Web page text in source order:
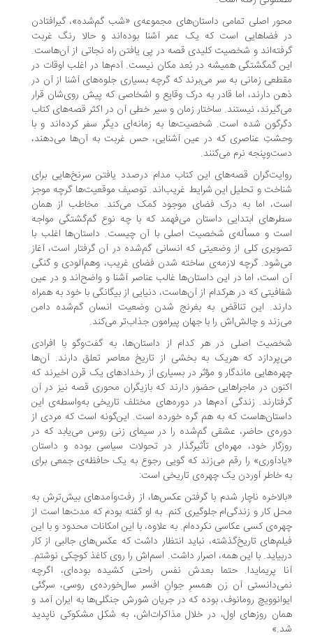
اصلی تمامی داستان‌های مجموعه‌ی «شب گم‌شده»، گیرافتادن
فضاهایی است که یک عمر آشنا بوده‌اند و حالا رنگ غربت
و شخصیت کلیدی قصه در پی یافتن راه نجاتی از آن‌هاست.
گمگشتگی همیشه در بُعد مکان نیست. آدم‌ها در اغلب اوقات در
زمانی به سر می‌برند که گرچه بسیاری جلوه‌های آشنا از آن در
دارند، اما قادر به درک وقایع و اشخاصی که پیش روی‌شان قرار
نیستند. ساختار زمان و سیر خطی آن در اکثر قصه‌های کتاب
شده است. شخصیت‌ها به زمانه‌ای دیگر سفر کرده‌اند و با
عناصری که در عین آشنایی، حس غربت به آن‌ها می‌دهند،
نرم می‌کنند.
قصه‌های این کتاب مدام درصدد یافتن سرنخ‌هایی برای
و تحلیل این شرایط غریب‌اند. توصیف موقعیت‌ها گرچه موجز
اما به درک فضای موجود کمک می‌کند. مخاطب از همان
ابتدایی داستان می‌فهمد که با چه نوع گم‌گشتگی مواجه
و مسأله‌ی شخصیت اصلی با آن چیست. داستان‌ها اغلب با
کلی از وضعیتی که انسانی گم‌شده در آن گرفتار است، آغاز
گرچه لازمه‌ی ساخته شدن فضای غریب، وهم‌آلودی و گنگی
است، اما در این داستان‌‌ها غالب عناصر آشنا و واضح‌اند و در عین
که در هرکدام از آن‌هاست، دنیایی از بیگانگی با خود به همراه
این تناقض به بغرنج شدن وضعیت انسان گم‌شده دامن
و چالش‌اش را با جهان پیرامون جذاب‌تر می‌کند.
اصلی در هر کدام از داستان‌ها، به گفت‌وگو با افرادی
که هریک به بخشی از تاریخ معاصر تعلق دارند. آن‌ها
ماندگار و مؤثر در بسیاری از رخدادهای یک قرن اخیرند که
در ماجراهایی حضور دارند که بازیگران محوری قصه نیز در آن
زندگی آدم‌ها در دوره‌های مختلف تاریخی به‌واسطه‌ی این
که به هم گره خورده است. این‌گونه است که مردی از
حاضر، عشقی گم‌شده را در سیمای زنی روس می‌یابد که در
خود، مهره‌ای تأثیرگذار در تحولات سیاسی بوده و داستان
را رقم می‌زند که گویی رجوع به یک حافظه‌ی جمعی برای
خاطر آوردن یک چهره‌ی تاریخی است:
ناچار شدم با گرفتن عکس‌ها، از رفت‌وآمدهای بیش‌ترش به
کار و زندگی‌ام جلوگیری کنم. به او گفته بودم که مدت‌ها است از
کسی عکاسی نکرده‌ام. به علاوه، با این امکانات محدود و با این
تاریخ‌گذشته، نباید انتظار داشت که عکس‌های جالبی از کار
با این همه، اصرار داشت. اسم‌اش را روی کاغذ کوچکی نوشتم.
پریمایدا. حتما بعدش نفس راحتی کشیده بوده‌ای، اگرچه
آن زن همسرِ جوانِ افسر سال‌خورده‌ی روسی، سرگئی
رومانوف، بوده که در جریان شورش جنگلی‌ها به ایران آمد و
روزهای اول، در خلال مذاکرات‌اش، به شکل مشکوکی ناپدید